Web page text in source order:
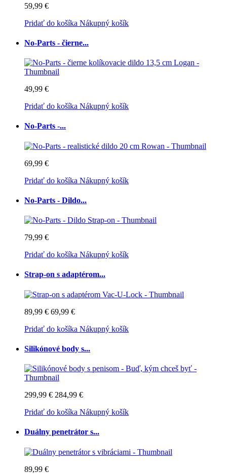
59,99 €
Pridať do košíka Nákupný košík
No-Parts - čierne...
49,99 €
Pridať do košíka Nákupný košík
No-Parts -...
69,99 €
Pridať do košíka Nákupný košík
No-Parts - Dildo...
79,99 €
Pridať do košíka Nákupný košík
Strap-on s adaptérom...
89,99 € 69,99 €
Pridať do košíka Nákupný košík
Silikónové body s...
299,99 € 284,99 €
Pridať do košíka Nákupný košík
Duálny penetrátor s...
89,99 €